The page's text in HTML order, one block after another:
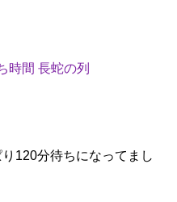
120分待ちになってまし